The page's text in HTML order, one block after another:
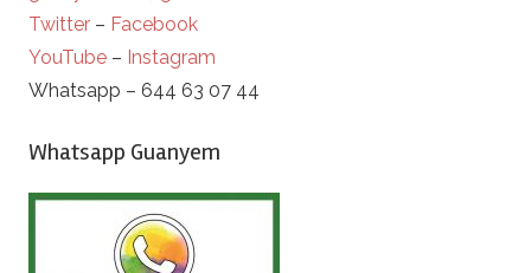
Twitter – Facebook
YouTube – Instagram
Whatsapp – 644 63 07 44
Whatsapp Guanyem